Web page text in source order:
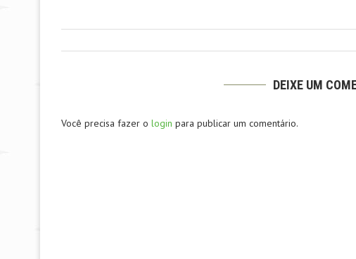
DEIXE UM
Você precisa fazer o login para publicar um comentário.